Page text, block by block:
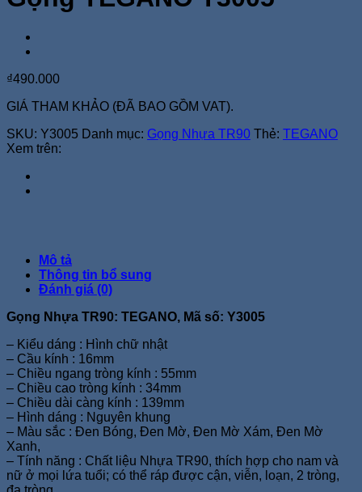
₫490.000
GIÁ THAM KHẢO (ĐÃ BAO GỒM VAT).
SKU: Y3005 Danh mục: Gọng Nhựa TR90 Thẻ: TEGANO
Xem trên:
Mô tả
Thông tin bổ sung
Đánh giá (0)
Gọng Nhựa TR90: TEGANO, Mã số: Y3005
– Kiểu dáng : Hình chữ nhật
– Cầu kính : 16mm
– Chiều ngang tròng kính : 55mm
– Chiều cao tròng kính : 34mm
– Chiều dài càng kính : 139mm
– Hình dáng : Nguyên khung
– Màu sắc : Đen Bóng, Đen Mờ, Đen Mờ Xám, Đen Mờ
Xanh,
– Tính năng : Chất liệu Nhựa TR90, thích hợp cho nam và
nữ ở mọi lứa tuổi; có thể ráp được cận, viễn, loạn, 2 tròng,